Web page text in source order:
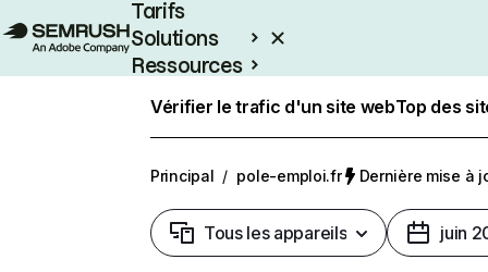
Tarifs
Solutions
Ressources
Vérifier le trafic d'un site webTop des
Principal / pole-emploi.fr Dernière mise à
Tous les appareils juin